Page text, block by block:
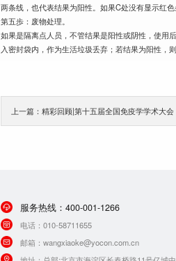
两条线，也代表结果为阳性。如果C处没有显示红
第五歩：废物处理。
如果是隔离点人员，不管结果是阳性或阴性，使用
入密封袋内，作为生活垃圾丢弃；若结果为阳性，
上一篇：精彩回顾|第十五届全国免疫学学术大
服务热线：400-001-1266
电话：010-58711655
邮箱：wangxiaoke@yocon.com.cn